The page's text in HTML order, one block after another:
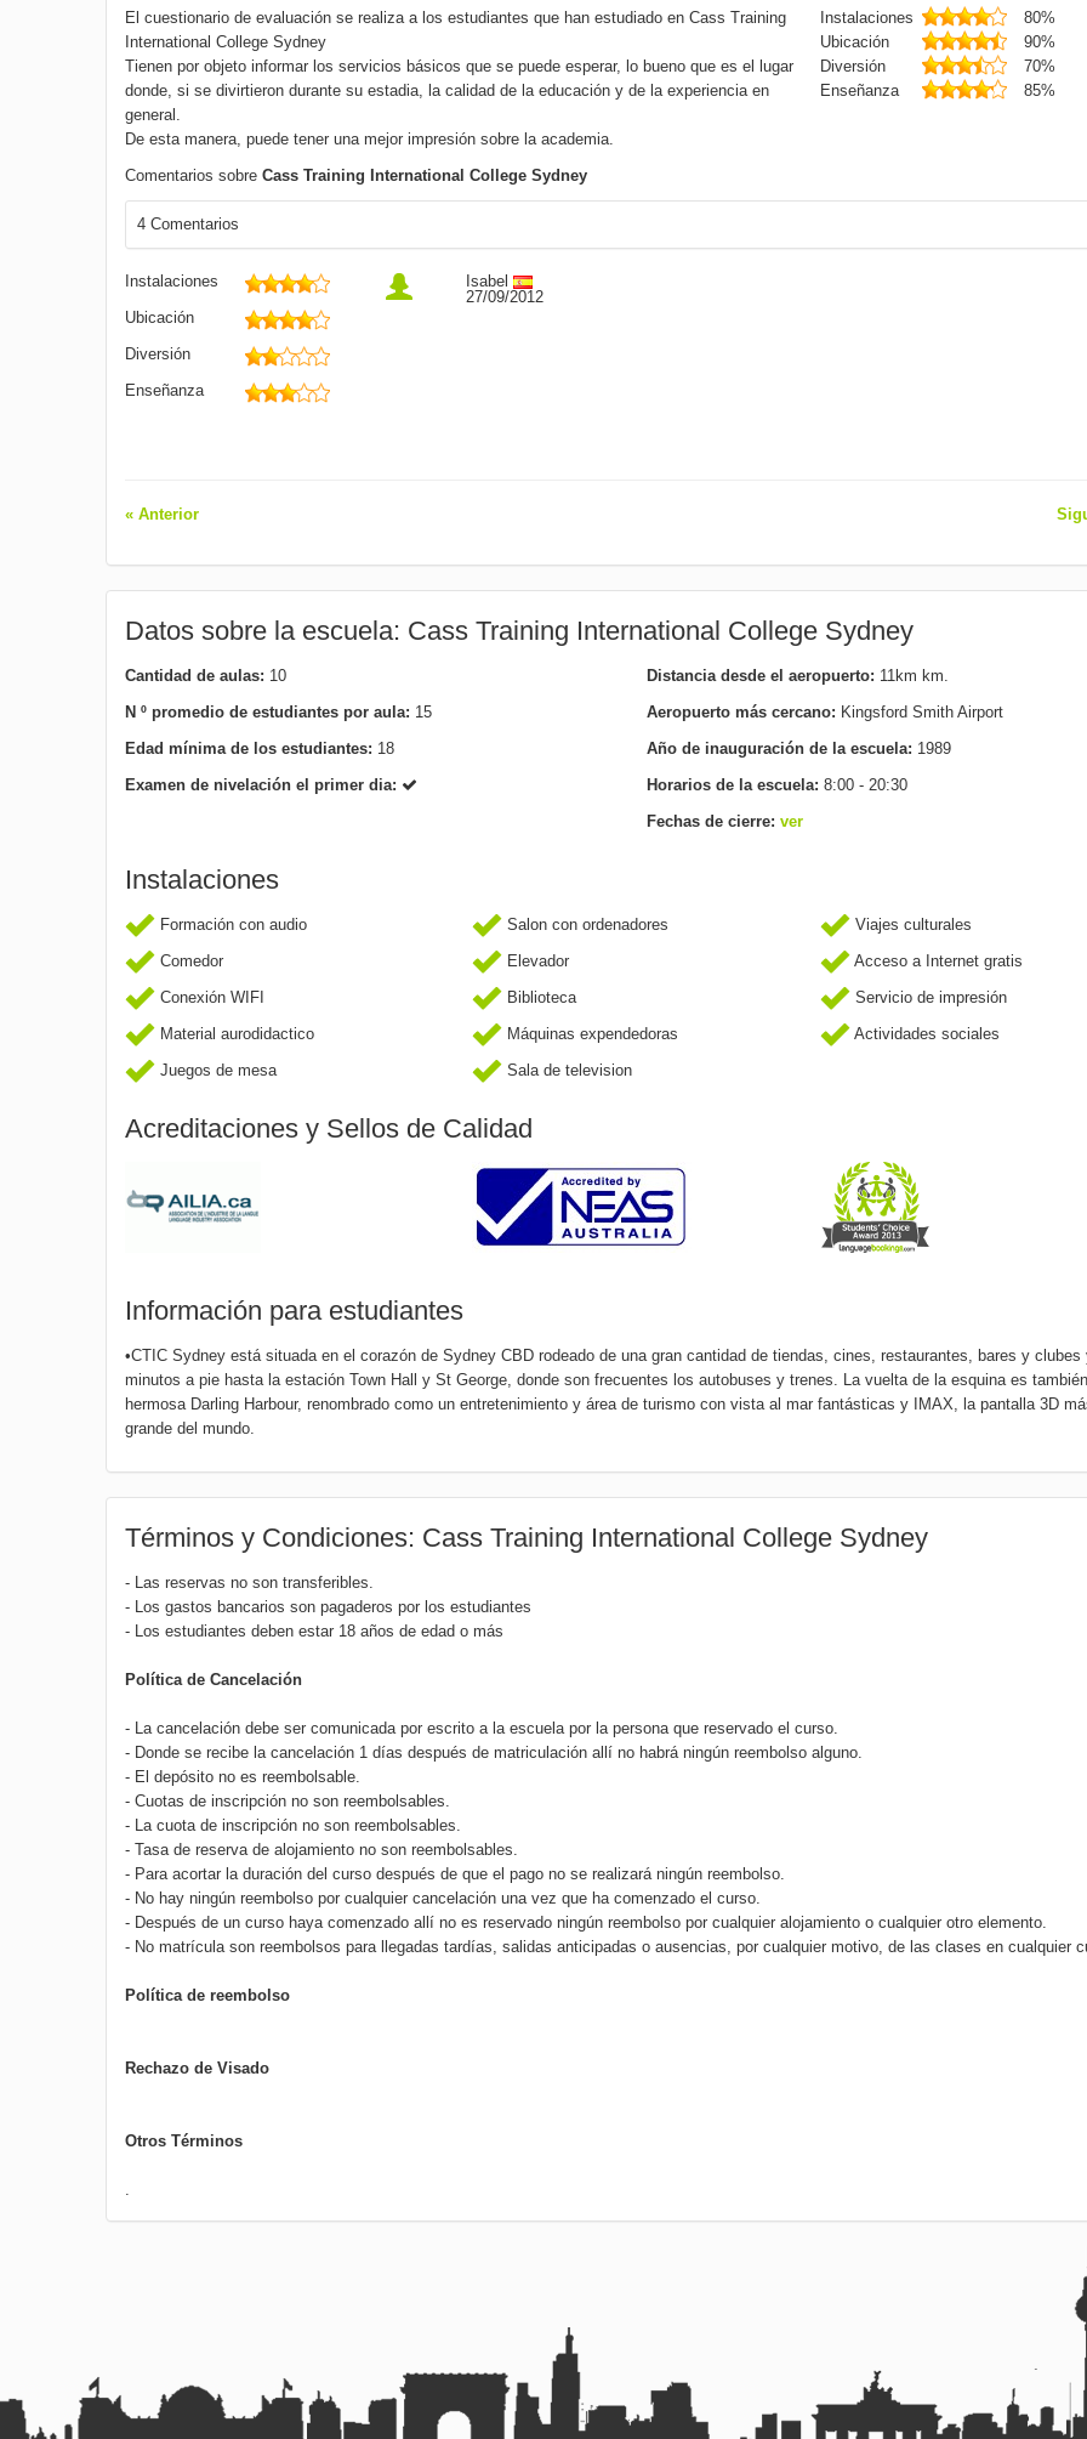
El cuestionario de evaluación se realiza a los estudiantes que han estudiado en Cass Training
International College Sydney
Tienen por objeto informar los servicios básicos que se puede esperar, lo bueno que es el lugar
donde, si se divirtieron durante su estadia, la calidad de la educación y de la experiencia en
general.
De esta manera, puede tener una mejor impresión sobre la academia.
Instalaciones
80%
Ubicación
90%
Diversión
70%
Enseñanza
85%
Comentarios sobre Cass Training International College Sydney
4 Comentarios
Instalaciones
Ubicación
Diversión
Enseñanza
Isabel
27/09/2012
« Anterior
Datos sobre la escuela: Cass Training International College Sydney
Cantidad de aulas: 10
N º promedio de estudiantes por aula: 15
Edad mínima de los estudiantes: 18
Examen de nivelación el primer dia:
Distancia desde el aeropuerto: 11km km.
Aeropuerto más cercano: Kingsford Smith Airport
Año de inauguración de la escuela: 1989
Horarios de la escuela: 8:00 - 20:30
Fechas de cierre: ver
Instalaciones
Formación con audio Salon con ordenadores
Viajes culturales
Comedor
Elevador
Acceso a Internet gratis
Conexión WIFI
Biblioteca
Servicio de impresión
Material aurodidactico
Máquinas expendedoras
Actividades sociales
Juegos de mesa
Sala de television
Acreditaciones y Sellos de Calidad
Información para estudiantes
•CTIC Sydney está situada en el corazón de Sydney CBD rodeado de una gran cantidad de tiendas, cines, restaurantes, bares y clubes
minutos a pie hasta la estación Town Hall y St George, donde son frecuentes los autobuses y trenes. La vuelta de la esquina es también
hermosa Darling Harbour, renombrado como un entretenimiento y área de turismo con vista al mar fantásticas y IMAX, la pantalla 3D
grande del mundo.
Términos y Condiciones: Cass Training International College Sydney
- Las reservas no son transferibles.
- Los gastos bancarios son pagaderos por los estudiantes
- Los estudiantes deben estar 18 años de edad o más
Política de Cancelación
- La cancelación debe ser comunicada por escrito a la escuela por la persona que reservado el curso.
- Donde se recibe la cancelación 1 días después de matriculación allí no habrá ningún reembolso alguno.
- El depósito no es reembolsable.
- Cuotas de inscripción no son reembolsables.
- La cuota de inscripción no son reembolsables.
- Tasa de reserva de alojamiento no son reembolsables.
- Para acortar la duración del curso después de que el pago no se realizará ningún reembolso.
- No hay ningún reembolso por cualquier cancelación una vez que ha comenzado el curso.
- Después de un curso haya comenzado allí no es reservado ningún reembolso por cualquier alojamiento o cualquier otro elemento.
- No matrícula son reembolsos para llegadas tardías, salidas anticipadas o ausencias, por cualquier motivo, de las clases en cualquier
Política de reembolso
Rechazo de Visado
Otros Términos
.